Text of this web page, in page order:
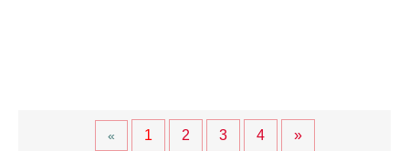
« 1 2 3 4 »